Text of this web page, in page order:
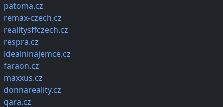
patoma.cz
remax-czech.cz
realitysffczech.cz
respra.cz
idealninajemce.cz
faraon.cz
maxxus.cz
donnareality.cz
qara.cz